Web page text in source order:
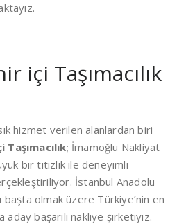
içi Taşımacılık
hizmet verilen alanlardan biri
Taşımacılık; İmamoğlu Nakliyat
bir titizlik ile deneyimli
İstanbul Anadolu
başta olmak üzere Türkiye’nin en
aday başarılı nakliye şirketiyiz.